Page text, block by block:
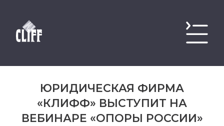
ЮРИДИЧЕСКАЯ ФИРМА
«КЛИФФ» ВЫСТУПИТ НА
ВЕБИНАРЕ «ОПОРЫ РОССИИ»